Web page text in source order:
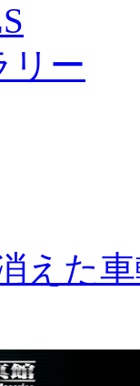
リー
えた